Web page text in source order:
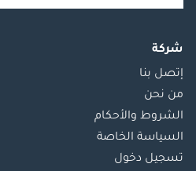
شركة
إتصل بنا
من نحن
الشروط والأحكام
السياسة الخاصة
تسجيل دخول